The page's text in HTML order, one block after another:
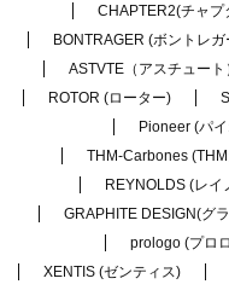
CHAPTER2(チャプ
BONTRAGER (ボントレガ
ASTVTE（アスチュート
ROTOR (ローター)
Pioneer (パ
THM-Carbones
REYNOLDS (レイ
GRAPHITE DESIGN(グ
prologo (プロ
XENTIS (ゼンティス)